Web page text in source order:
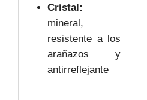
Cristal:
mineral,
resistente a los
arañazos y
antirreflejante